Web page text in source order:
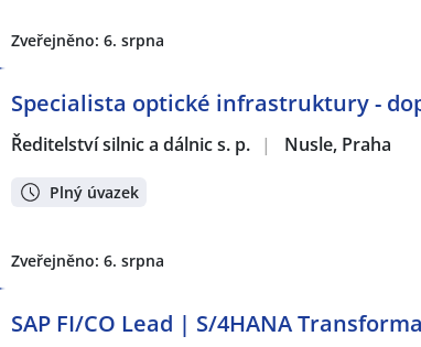
Zveřejněno: 6. srpna
Specialista optické infrastruktury -
Ředitelství silnic a dálnic s. p. | Nusle, Praha
Plný úvazek
Zveřejněno: 6. srpna
SAP FI/CO Lead | S/4HANA